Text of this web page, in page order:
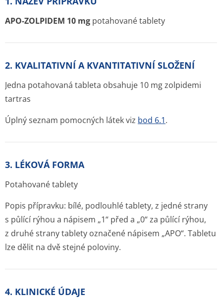
APO-ZOLPIDEM 10 mg potahované tablety
2. KVALITATIVNÍ A KVANTITATIVNÍ SLOŽENÍ
Jedna potahovaná tableta obsahuje 10 mg zolpidemi
tartras
Úplný seznam pomocných látek viz bod 6.1.
3. LÉKOVÁ FORMA
Potahované tablety
Popis přípravku: bílé, podlouhlé tablety, z jedné strany
s půlící rýhou a nápisem „1“ před a „0“ za půlící rýhou,
z druhé strany tablety označené nápisem „APO“. Tabletu
lze dělit na dvě stejné poloviny.
4. KLINICKÉ ÚDAJE